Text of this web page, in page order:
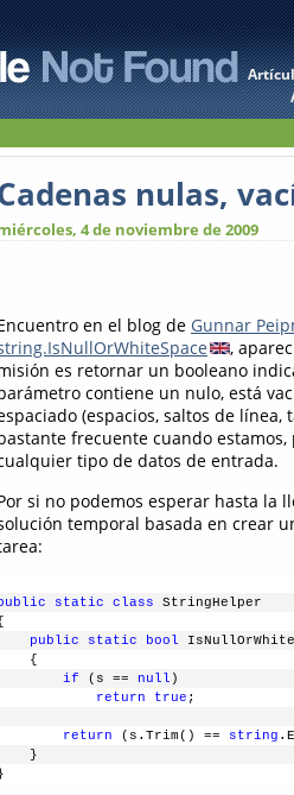
nulas,
4 de noviembre de 2009
en el blog de Gunnar
,
es retornar un booleano
contiene un nulo, está
(espacios, saltos de línea,
frecuente cuando
tipo de datos de entrada.
si no podemos esperar hasta la
temporal basada en crear
static class StringHelper
public
static bool
{
if (s == null )
return
true ;
return (s.Trim() == string
}